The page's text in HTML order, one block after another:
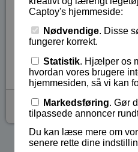
opbevare det hele.
Legetøj til børn fra 3 år og
Lagerstatus:På lager
Vare nr.:LE-65274
kr 139,-
Se flere produkter i
Captoy's hjemmeside:
Nødvendige. Disse
fungerer korrekt.
Statistik. Hjælper os
hvordan vores brugere
hjemmesiden, så vi kan
Markedsføring. Gør
tilpassede annoncer
Du kan læse mere om
senere rette dine